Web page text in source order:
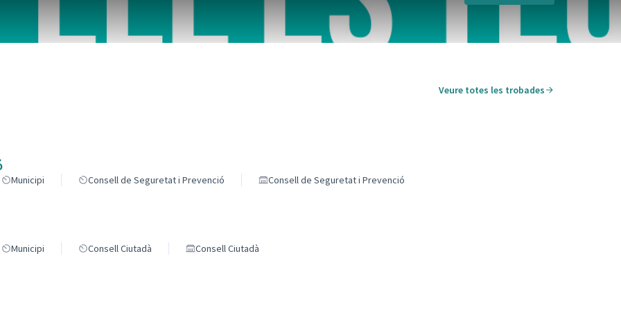
Veure totes les trobades
d'aquesta pàgina com a punts al mapa. L'element es pot fer servir amb un lector de pantalla però pot ser difícil
Municipi Consell de Seguretat i Prevenció Consell de Seguretat i Prevenció
Municipi Consell Ciutadà Consell Ciutadà